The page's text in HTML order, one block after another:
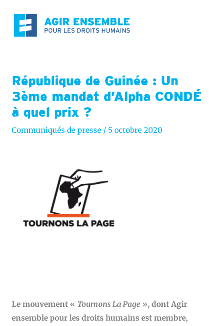
contenu
République de Guinée : Un
3ème mandat d’Alpha CONDÉ
à quel prix ?
Communiqués de presse/ 5 octobre 2020
Le mouvement « Tournons La Page», dont Agir
ensemble pour les droits humains est membre,